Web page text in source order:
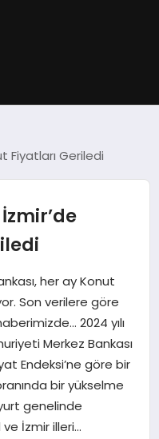
Fiyatları Geriledi
her ay Konut
Son verilere göre
2024 yılı
Merkez Bankası
Endeksi’ne göre bir
bir yükselme
genelinde
İzmir illeri…